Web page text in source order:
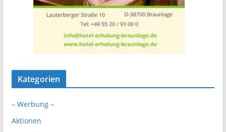
Kategorien
– Werbung –
Aktionen